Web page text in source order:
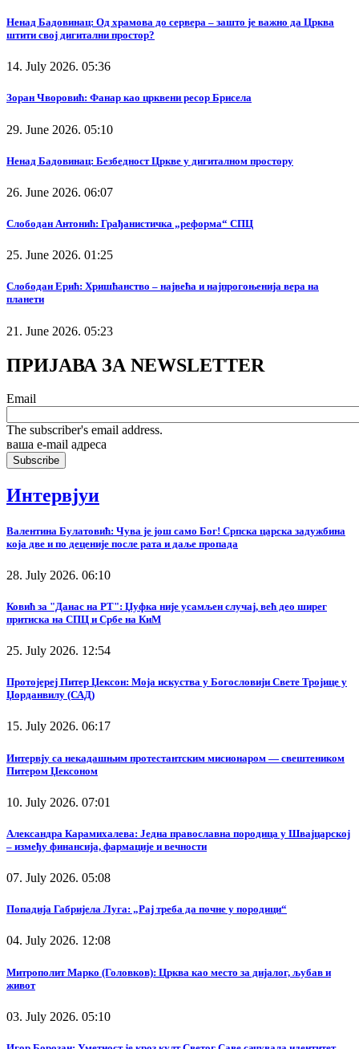
Ненад Бадовинац: Од храмова до сервера – зашто је важно да Црква
штити свој дигитални простор?
14. July 2026. 05:36
Зоран Чворовић: Фанар као црквени ресор Брисела
29. June 2026. 05:10
Ненад Бадовинац: Безбедност Цркве у дигиталном простору
26. June 2026. 06:07
Слободан Антонић: Грађанистичка „реформа“ СПЦ
25. June 2026. 01:25
Слободан Ерић: Хришћанство – највећа и најпрогоњенија вера на
планети
21. June 2026. 05:23
ПРИЈАВА ЗА NEWSLETTER
Email
The subscriber's email address.
ваша е-mail адреса
Интервјуи
Валентина Булатовић: Чува је још само Бог! Српска царска задужбина
која две и по деценије после рата и даље пропада
28. July 2026. 06:10
Ковић за "Данас на РТ": Џуфка није усамљен случај, већ део ширег
притиска на СПЦ и Србе на КиМ
25. July 2026. 12:54
Протојереј Питер Џексон: Моја искуства у Богословији Свете Тројице у
Џорданвилу (САД)
15. July 2026. 06:17
Интервју са некадашњим протестантским мисионаром — свештеником
Питером Џексоном
10. July 2026. 07:01
Александра Карамихалева: Једна православна породица у Швајцарској
– између финансија, фармације и вечности
07. July 2026. 05:08
Попадија Габријела Луга: „Рај треба да почне у породици“
04. July 2026. 12:08
Митрополит Марко (Головков): Црква као место за дијалог, љубав и
живот
03. July 2026. 05:10